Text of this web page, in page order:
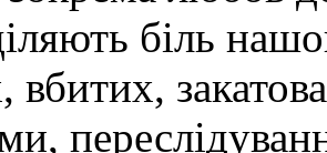
біль
вбитих,